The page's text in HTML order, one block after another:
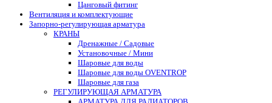
Цанговый фитинг
Вентиляция и комплектующие
Запорно-регулирующая арматура
КРАНЫ
Дренажные / Садовые
Установочные / Мини
Шаровые для воды
Шаровые для воды OVENTROP
Шаровые для газа
РЕГУЛИРУЮЩАЯ АРМАТУРА